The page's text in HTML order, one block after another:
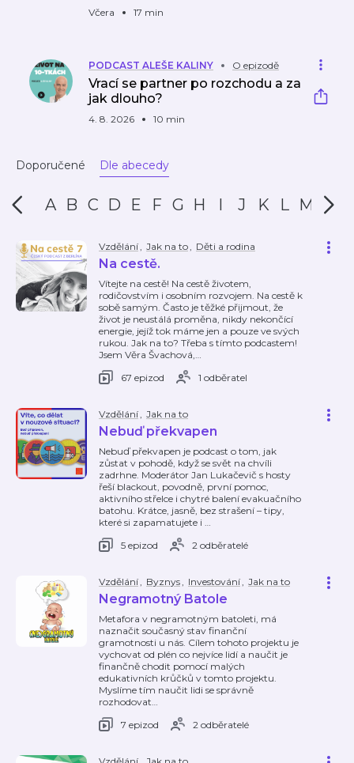
Včera 17 min
PODCAST ALEŠE KALINY O epizodě
Vrací se partner po rozchodu a za
jak dlouho?
4. 8. 2026 10 min
Doporučené Dle abecedy
A B C D E F G H I J K L M N
Vzdělání, Jak na to, Děti a rodina
Na cestě.
Vítejte na cestě! Na cestě životem,
rodičovstvím i osobním rozvojem. Na cestě k
sobě samým. Často je těžké přijmout, že
život je neustálá proměna, nikdy nekončící
energie, jejíž tok máme jen a pouze ve svých
rukou. Jak na to? Třeba s tímto podcastem!
Jsem Věra Švachová,…
67 epizod
1 odběratel
Vzdělání, Jak na to
Nebuď překvapen
Nebuď překvapen je podcast o tom, jak
zůstat v pohodě, když se svět na chvíli
zadrhne. Moderátor Jan Lukačevič s hosty
řeší blackout, povodně, první pomoc,
aktivního střelce i chytré balení evakuačního
batohu. Krátce, jasně, bez strašení – tipy,
které si zapamatujete i …
5 epizod
2 odběratelé
Vzdělání, Byznys, Investování, Jak na to
Negramotný Batole
Metafora v negramotným batoleti, má
naznačit současný stav finanční
gramotnosti u nás. Cílem tohoto projektu je
vychovat od plén co nejvíce lidí a naučit je
finančně chodit pomocí malých
edukativních krůčků v tomto projektu.
Myslíme tím naučit lidi se správně
rozhodovat…
7 epizod
2 odběratelé